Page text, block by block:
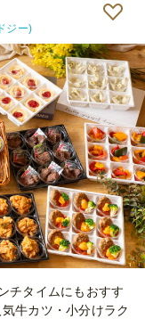
ジー)
チタイムにもおすす
牛カツ・小分けラク